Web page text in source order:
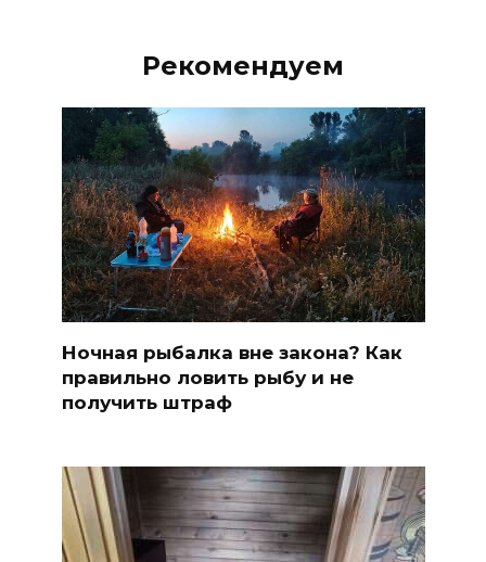
Рекомендуем
Ночная рыбалка вне закона? Как
правильно ловить рыбу и не
получить штраф